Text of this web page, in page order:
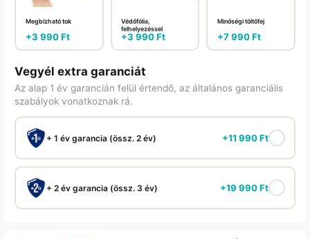
Megbízható tok
+3 990Ft
Védőfólia,
felhelyezéssel
+3 990Ft
Minőségi töltőfej
+7 990Ft
Vegyél extra garanciát
Az alap 1 év garancián felül értendő, az általános garanciális
szabályok vonatkoznak rá.
+ 1 év garancia (össz. 2 év) +11 990Ft
+ 2 év garancia (össz. 3 év) +19 990Ft